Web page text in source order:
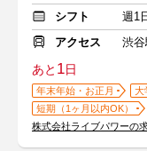
シフト
週1
アクセス
渋谷
あと 1日
年末年始・お正月 大
短期（1ヶ月以内OK）
株式会社ライブパワーの